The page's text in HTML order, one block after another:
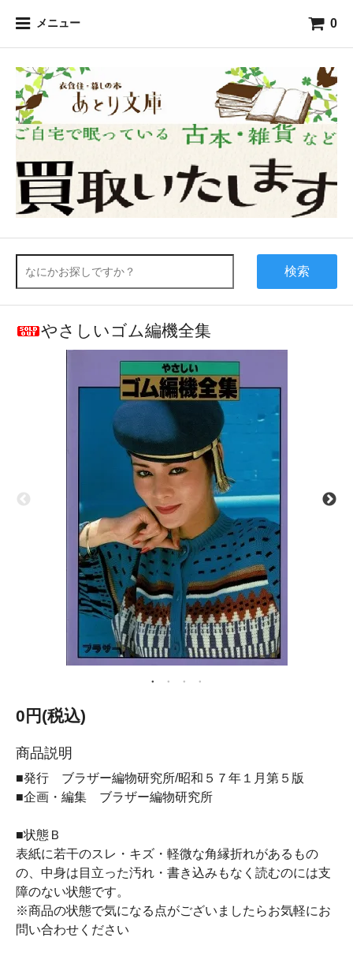
メニュー 0
検索
やさしいゴム編機全集
0円(税込)
商品説明
■発行 ブラザー編物研究所/昭和５７年１月第５版
■企画・編集 ブラザー編物研究所
■状態Ｂ
表紙に若干のスレ・キズ・軽微な角縁折れがあるもの
の、中身は目立った汚れ・書き込みもなく読むのには支
障のない状態です。
※商品の状態で気になる点がございましたらお気軽にお
問い合わせください